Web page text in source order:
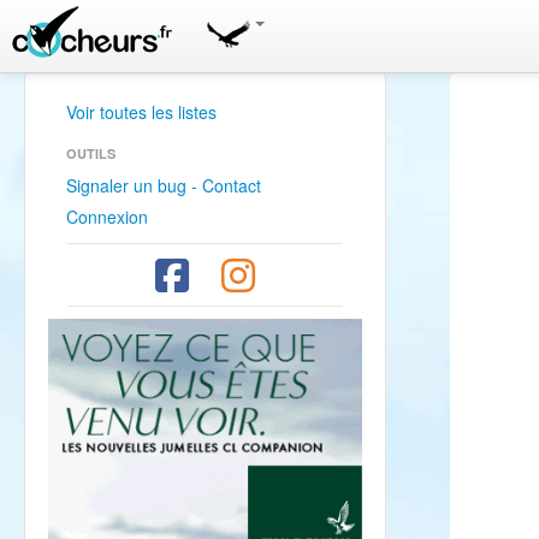
Voir toutes les listes
OUTILS
Signaler un bug - Contact
Connexion